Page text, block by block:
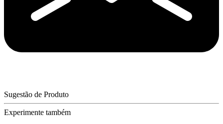
Sugestão de Produto
Experimente também